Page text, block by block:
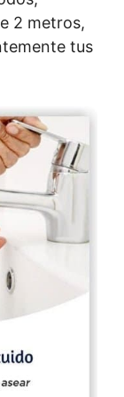
2 metros,
tus